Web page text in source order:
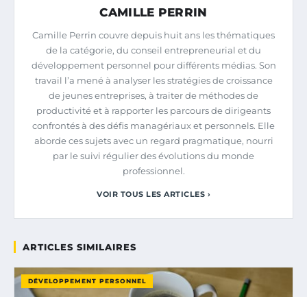
CAMILLE PERRIN
Camille Perrin couvre depuis huit ans les thématiques
de la catégorie, du conseil entrepreneurial et du
développement personnel pour différents médias. Son
travail l’a mené à analyser les stratégies de croissance
de jeunes entreprises, à traiter de méthodes de
productivité et à rapporter les parcours de dirigeants
confrontés à des défis managériaux et personnels. Elle
aborde ces sujets avec un regard pragmatique, nourri
par le suivi régulier des évolutions du monde
professionnel.
VOIR TOUS LES ARTICLES ›
ARTICLES SIMILAIRES
DÉVELOPPEMENT PERSONNEL